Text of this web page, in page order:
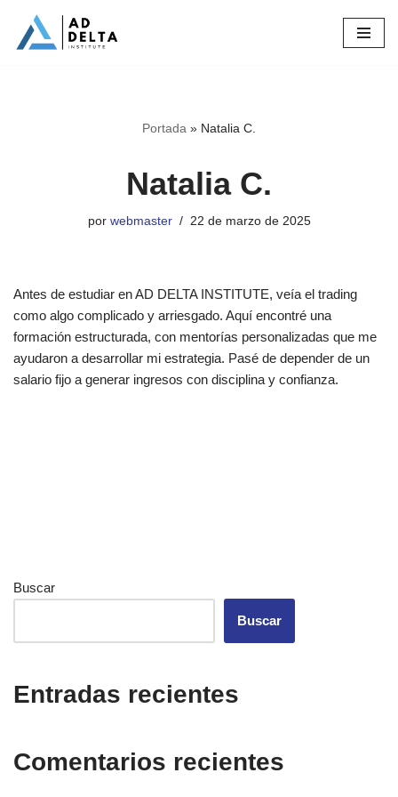
Saltar
Portada » Natalia C.
Natalia C.
por webmaster 22 de marzo de 2025
Antes de estudiar en AD DELTA INSTITUTE, veía el trading
como algo complicado y arriesgado. Aquí encontré una
formación estructurada, con mentorías personalizadas que me
ayudaron a desarrollar mi estrategia. Pasé de depender de un
salario fijo a generar ingresos con disciplina y confianza.
Buscar
Buscar
Entradas recientes
Comentarios recientes